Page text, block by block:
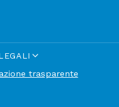
trasparente